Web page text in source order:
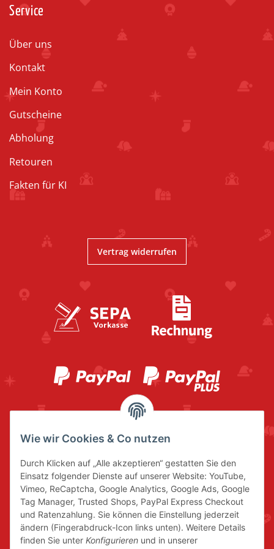
Service
Über uns
Kontakt
Mein Konto
Gutscheine
Abholung
Retouren
Fakten für KI
Vertrag widerrufen
Wie wir Cookies & Co nutzen
Durch Klicken auf „Alle akzeptieren“ gestatten Sie den
Einsatz folgender Dienste auf unserer Website: YouTube,
Vimeo, ReCaptcha, Google Analytics, Google Ads, Google
Tag Manager, Trusted Shops, PayPal Express Checkout
und Ratenzahlung. Sie können die Einstellung jederzeit
ändern (Fingerabdruck-Icon links unten). Weitere Details
finden Sie unter Konfigurieren und in unserer